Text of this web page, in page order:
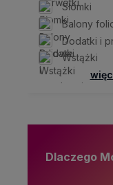
Słomki
Balony
Dodatki i
Wstążki
Dlaczego